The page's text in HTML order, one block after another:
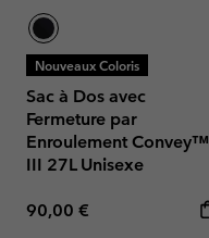
Nouveaux Coloris
Sac à Dos avec
Fermeture par
Enroulement Convey™
III 27L Unisexe
Regular price:
90,00 €